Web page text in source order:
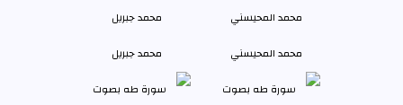
محمد المحيسني محمد جبريل